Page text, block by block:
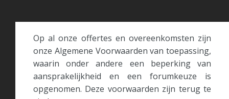
Op al onze offertes en overeenkomsten zijn
onze Algemene Voorwaarden van toepassing,
waarin onder andere een beperking van
aansprakelijkheid en een forumkeuze is
opgenomen. Deze voorwaarden zijn terug te